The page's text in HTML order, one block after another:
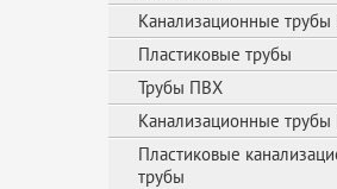
Канализационные
Пластиковые трубы
Трубы ПВХ
Канализационные
Пластиковые
трубы